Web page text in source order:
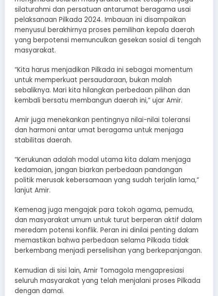
silaturahmi dan persatuan antarumat beragama usai
pelaksanaan Pilkada 2024. Imbauan ini disampaikan
menyusul berakhirnya proses pemilihan kepala daerah
yang berpotensi memunculkan gesekan sosial di tengah
masyarakat.
“Kita harus menjadikan Pilkada ini sebagai momentum
untuk memperkuat persaudaraan, bukan malah
sebaliknya. Mari kita hilangkan perbedaan pilihan dan
kembali bersatu membangun daerah ini,” ujar Amir.
Amir juga menekankan pentingnya nilai-nilai toleransi
dan harmoni antar umat beragama untuk menjaga
stabilitas daerah.
“Kerukunan adalah modal utama kita dalam menjaga
kedamaian, jangan biarkan perbedaan pandangan
politik merusak kebersamaan yang sudah terjalin lama,”
lanjut Amir.
Kemenag juga mengajak para tokoh agama, pemuda,
dan masyarakat umum untuk turut berperan aktif dalam
meredam potensi konflik. Peran ini dinilai penting dalam
memastikan bahwa perbedaan selama Pilkada tidak
berkembang menjadi perselisihan yang berkepanjangan.
Kemudian di sisi lain, Amir Tomagola mengapresiasi
seluruh masyarakat yang telah menjalani proses Pilkada
dengan damai.